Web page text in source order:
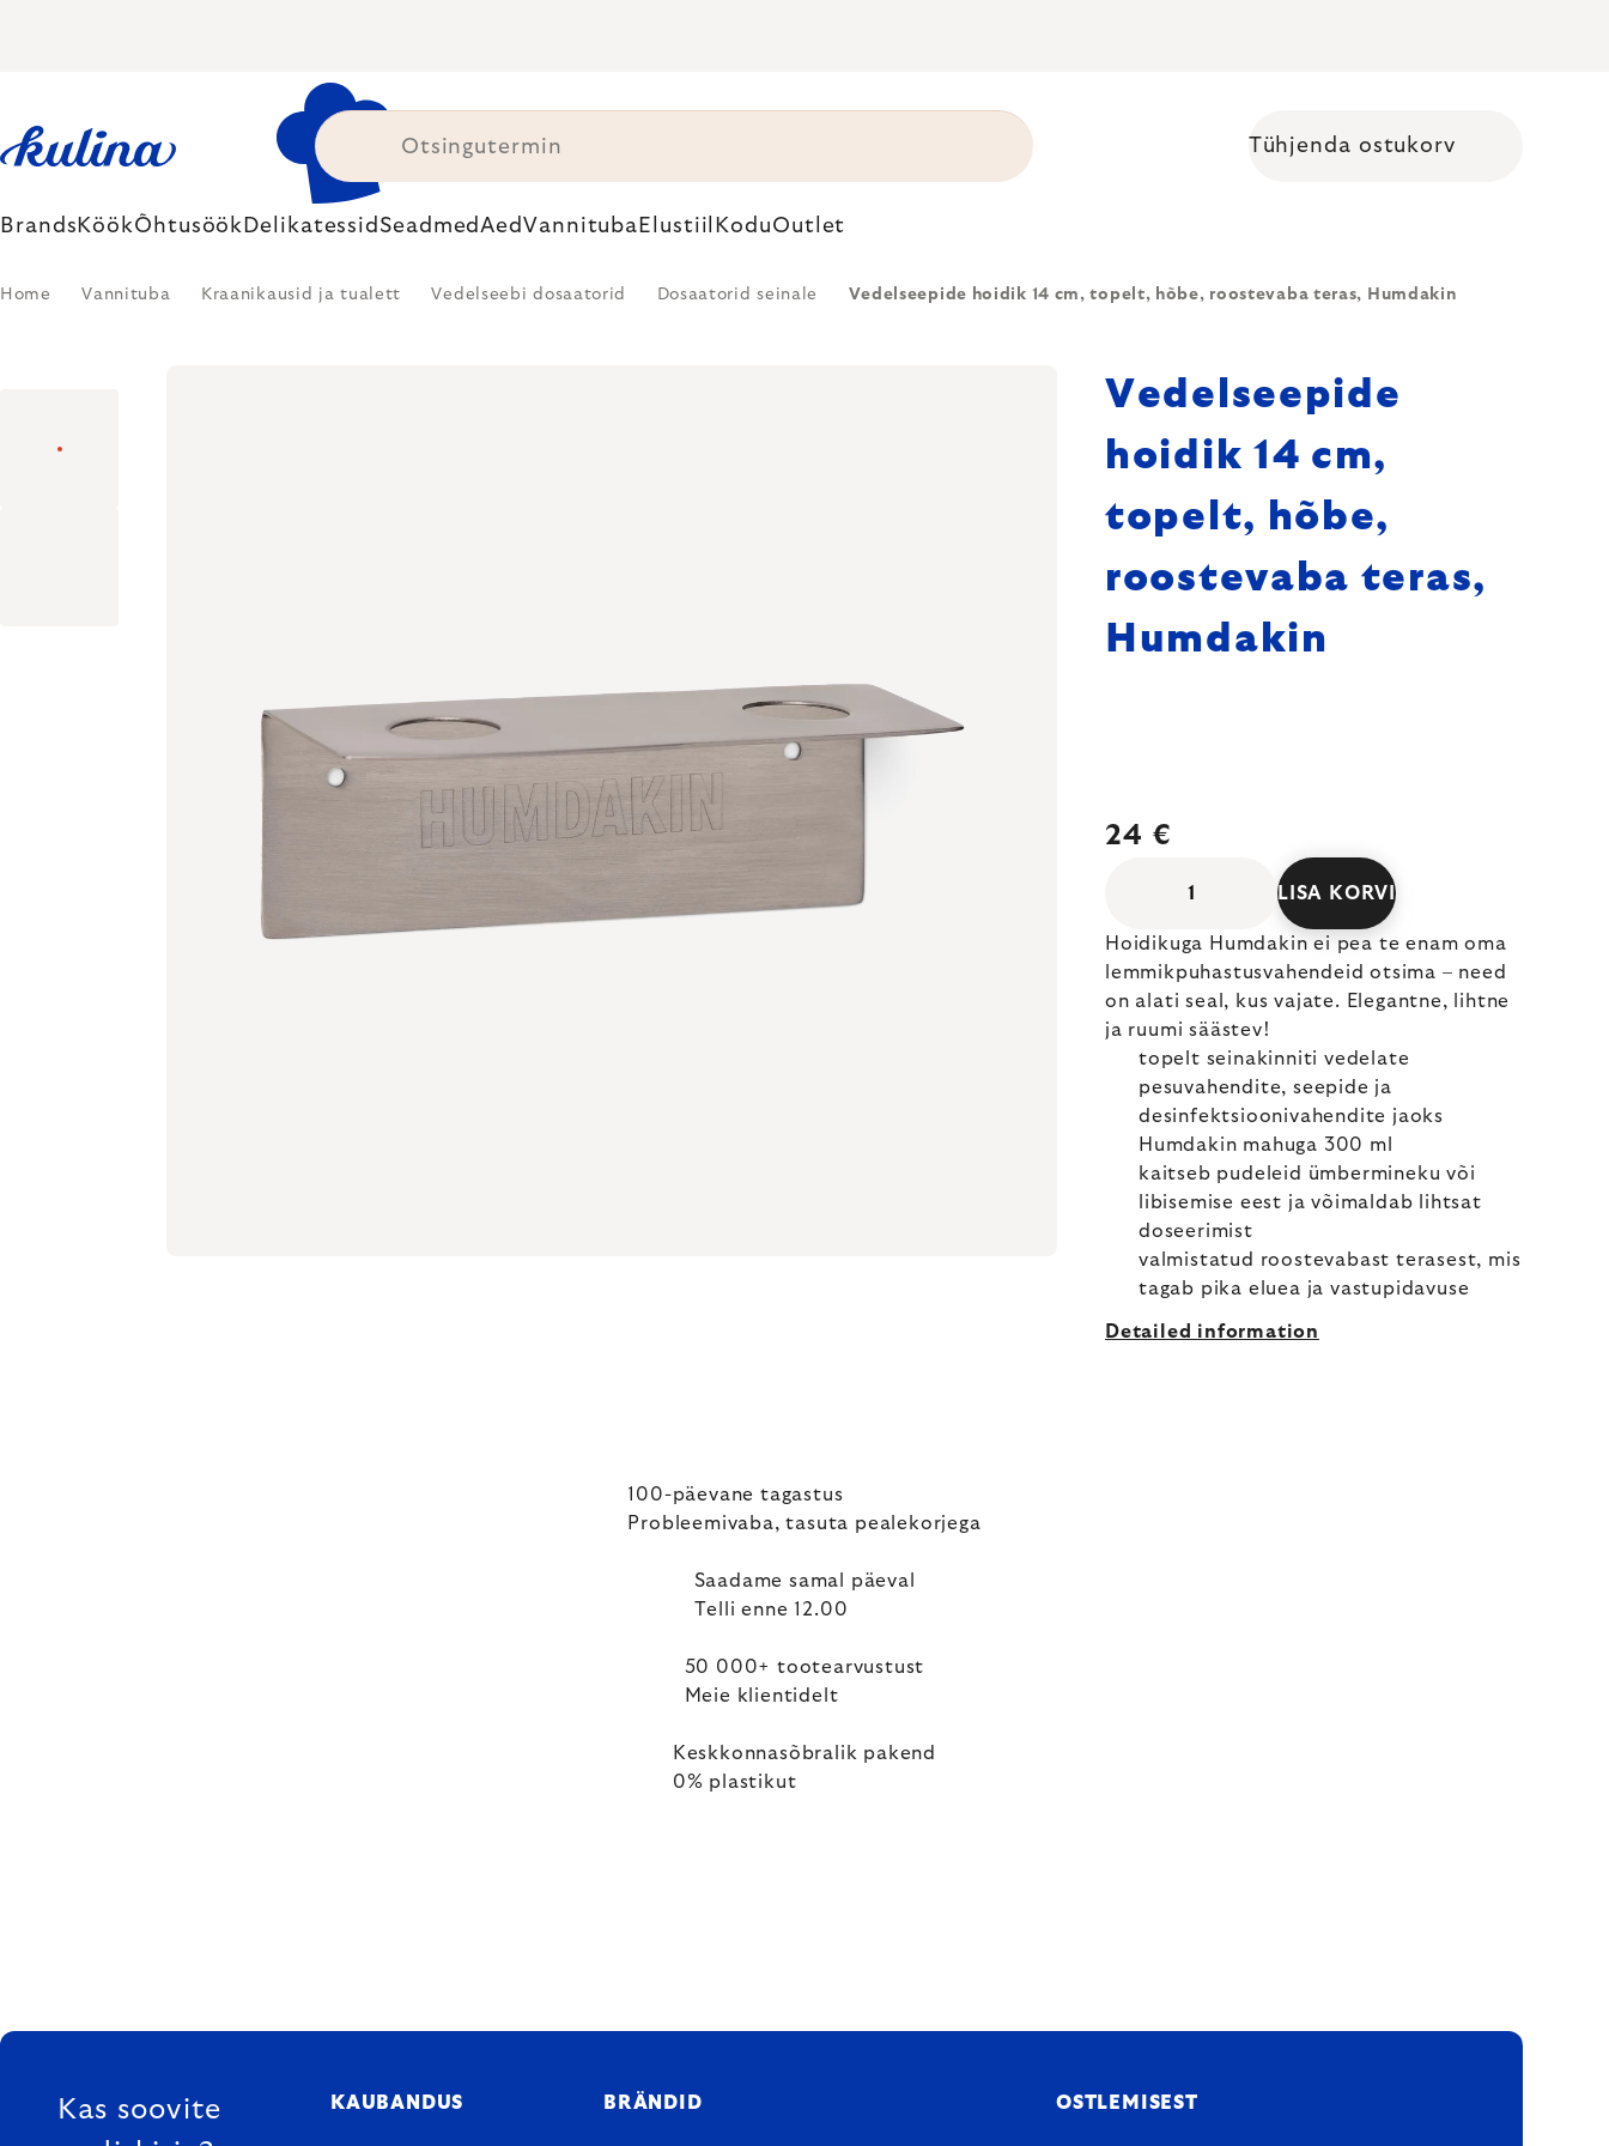
Tühjenda ostukorv
Brands KöökÕhtusöök Delikatessid SeadmedAedVannituba Elustiil KoduOutlet
Home Vannituba Kraanikausid ja tualett Vedelseebi dosaatorid Dosaatorid seinale Vedelseepide hoidik 14 cm, topelt, hõbe, roostevaba teras, Humdakin
Vedelseepide
hoidik 14 cm,
topelt, hõbe,
roostevaba teras,
Humdakin
24 €
LISA KORVI
Hoidikuga Humdakin ei pea te enam oma
lemmikpuhastusvahendeid otsima – need
on alati seal, kus vajate. Elegantne, lihtne
ja ruumi säästev!
topelt seinakinniti vedelate
pesuvahendite, seepide ja
desinfektsioonivahendite jaoks
Humdakin mahuga 300 ml
kaitseb pudeleid ümbermineku või
libisemise eest ja võimaldab lihtsat
doseerimist
valmistatud roostevabast terasest, mis
tagab pika eluea ja vastupidavuse
Detailed information
100-päevane tagastus
Probleemivaba, tasuta pealekorjega
Saadame samal päeval
Telli enne 12.00
50 000+ tootearvustust
Meie klientidelt
Keskkonnasõbralik pakend
0% plastikut
FOOTER
Kas soovite
KAUBANDUS BRÄNDID OSTLEMISEST